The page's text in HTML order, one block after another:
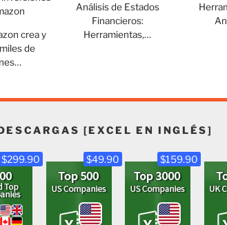
crea y
de
Análisis de Estados
Financieros:
Herramientas,…
[EXCEL EN INGLÉS]
$299.90 $49.90 $159.90